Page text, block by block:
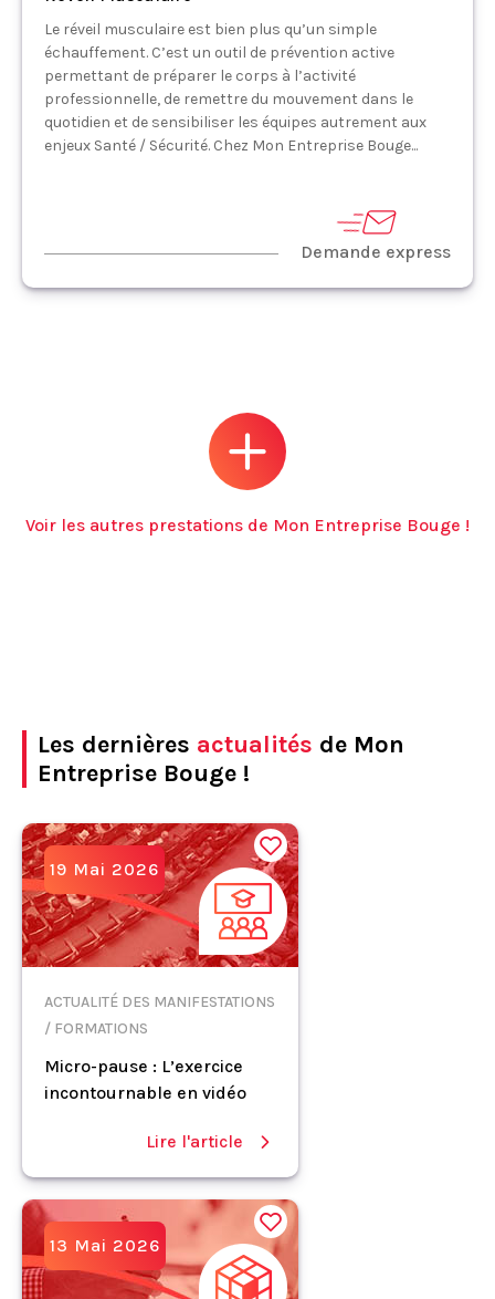
Le réveil musculaire est bien plus qu’un simple
échauffement. C’est un outil de prévention active
permettant de préparer le corps à l’activité
professionnelle, de remettre du mouvement dans le
quotidien et de sensibiliser les équipes autrement aux
enjeux Santé / Sécurité. Chez Mon Entreprise Bouge...
Demande express
Voir les autres prestations de Mon Entreprise Bouge !
Les dernières actualités de Mon
Entreprise Bouge !
19 Mai 2026
ACTUALITÉ DES MANIFESTATIONS
/ FORMATIONS
Micro-pause : L’exercice
incontournable en vidéo
Lire l'article
13 Mai 2026